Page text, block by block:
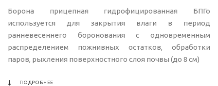
Борона прицепная гидрофицированная БПГо
используется для закрытия влаги в период
ранневесеннего боронования с одновременным
распределением пожнивных остатков, обработки
паров, рыхления поверхностного слоя почвы (до 8 см)
ПОДРОБНЕЕ